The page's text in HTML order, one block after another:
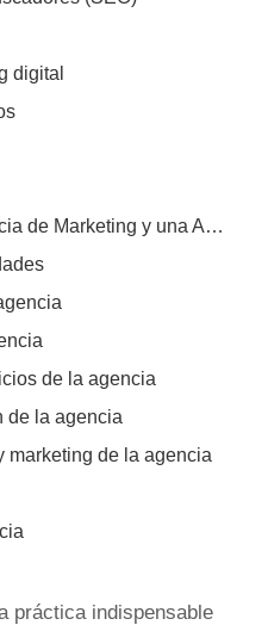
digital
Diferencias de una Agencia de Marketing y una Agencia de Publicidad
de la agencia
de la agencia
marketing de la agencia
práctica indispensable